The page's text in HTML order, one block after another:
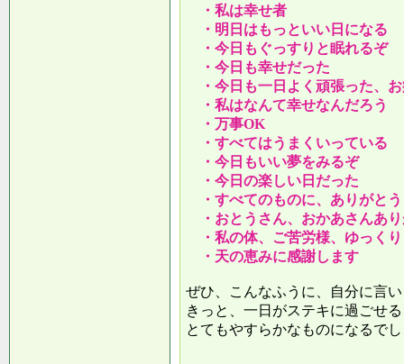
・私は幸せ者
・明日はもっといい日になる
・今日もぐっすりと眠れるぞ
・今日も幸せだった
・今日も一日よく頑張った、
・私はなんて幸せなんだろう
・万事OK
・すべてはうまくいっている
・今日もいい夢をみるぞ
・今日の楽しい日だった
・すべてのものに、ありがとう
・おとうさん、おかあさんあ
・私の体、ご苦労様、ゆっく
・天の恵みに感謝します
ぜひ、こんなふうに、自分に言
きっと、一日がステキに過ごせ
とてもやすらかなものになるで